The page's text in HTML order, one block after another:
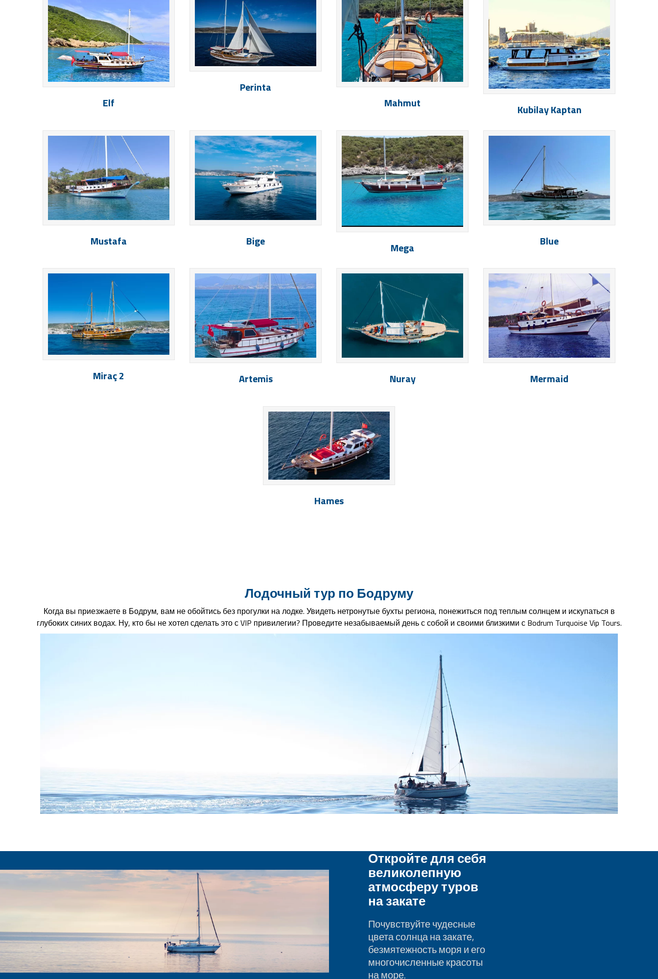
Elf
Perinta
Mahmut
Kubilay Kaptan
Mustafa Bige Mega Blue
Miraç 2 Artemis Nuray Mermaid
Hames
Лодочный тур по Бодруму
Когда вы приезжаете в Бодрум, вам не обойтись без прогулки на лодке. Увидеть нетронутые бухты региона, понежиться под теплым солнцем и искупаться в
глубоких синих водах. Ну, кто бы не хотел сделать это с VIP привилегии? Проведите незабываемый день с собой и своими близкими с Bodrum Turquoise Vip Tours.
Откройте для себя
великолепную
атмосферу туров
на закате
Почувствуйте чудесные
цвета солнца на закате,
безмятежность моря и его
многочисленные красоты
на море.